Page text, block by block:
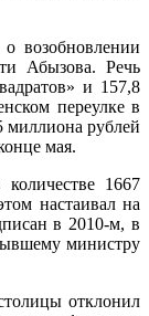
возобновлении
Абызова. Речь
и 157,8
переулке в
миллиона рублей
мая.
1667
настаивал на
в 2010-м, в
министру
отклонил